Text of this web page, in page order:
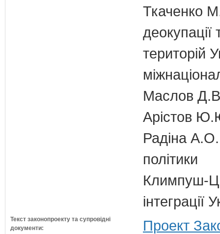
Ткаченко
деокупації
територій
Маслов Д.В.
Арістов
Радіна А.О.
політики
Климпуш-
Текст законопроекту та супровідні
документи:
Проект